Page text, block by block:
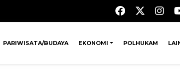
PARIWISATA/BUDAYA EKONOMI POLHUKAM